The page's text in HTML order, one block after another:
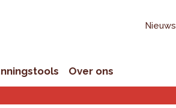
Nieuws
Over ons